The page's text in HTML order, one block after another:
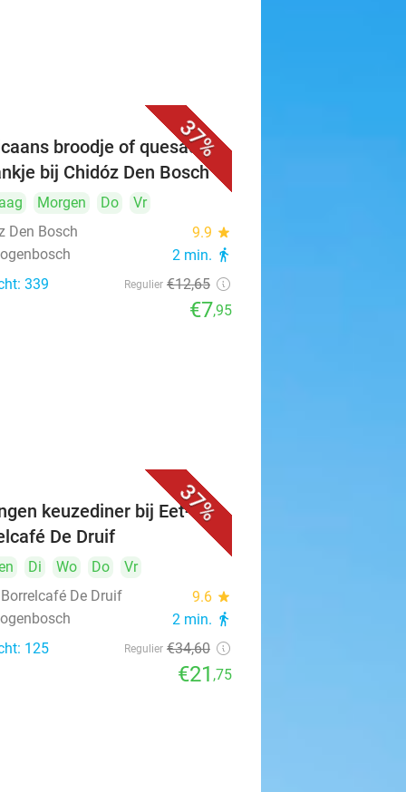
37%
broodje of quesadilla
bij Chidóz Den Bosch
Morgen Do
Vr
Den Bosch
9.9 star
2 min. directions_walk
339 Regulier €12,65
€7,95
37%
keuzediner bij Eet- &
De Druif
Di Wo Do
Vr
Borrelcafé De Druif
9.6 star
2 min. directions_walk
125 Regulier €34,60
€21 ,75